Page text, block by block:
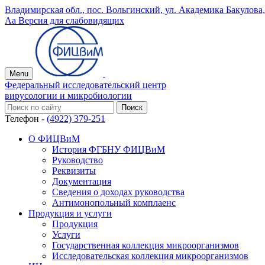
Владимирская обл., пос. Вольгинский, ул. Академика Бакулова,
Аа Версия для слабовидящих
Menu
Федеральный исследовательский центр
вирусологии и микробиологии
Телефон - (4922) 379-251
О ФИЦВиМ
История ФГБНУ ФИЦВиМ
Руководство
Реквизиты
Документация
Сведения о доходах руководства
Антимонопольный комплаенс
Продукция и услуги
Продукция
Услуги
Государственная коллекция микроорганизмов
Исследовательская коллекция микроорганизмов